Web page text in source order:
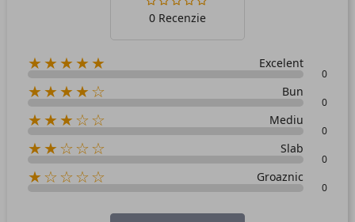
0 Recenzie
★★★★★ Excelent
0
★★★★☆ Bun
0
★★★☆☆ Mediu
0
★★☆☆☆ Slab
0
★☆☆☆☆ Groaznic
0